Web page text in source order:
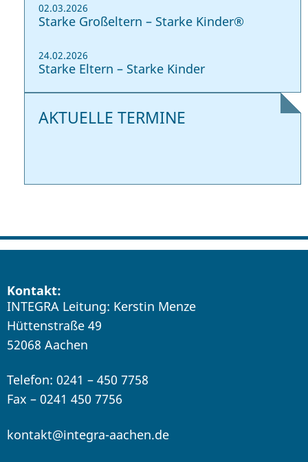
02.03.2026
Starke Großeltern – Starke Kinder®
24.02.2026
Starke Eltern – Starke Kinder
AKTUELLE TERMINE
Kontakt:
INTEGRA Leitung: Kerstin Menze
Hüttenstraße 49
52068 Aachen
Telefon: 0241 – 450 7758
Fax – 0241 450 7756
kontakt@integra-aachen.de